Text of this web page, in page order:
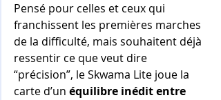
Pensé pour celles et ceux qui
franchissent les premières marches
de la difficulté, mais souhaitent déjà
ressentir ce que veut dire
“précision”, le Skwama Lite joue la
carte d’un équilibre inédit entre